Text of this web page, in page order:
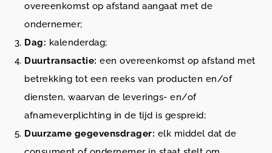
overeenkomst op afstand aangaat met de
ondernemer;
Dag: kalenderdag;
Duurtransactie: een overeenkomst op afstand met
betrekking tot een reeks van producten en/of
diensten, waarvan de leverings- en/of
afnameverplichting in de tijd is gespreid;
Duurzame gegevensdrager: elk middel dat de